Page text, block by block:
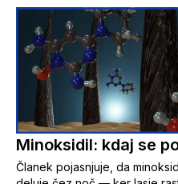
vzrok.
Minoksidil: kdaj se
Članek pojasnjuje, da